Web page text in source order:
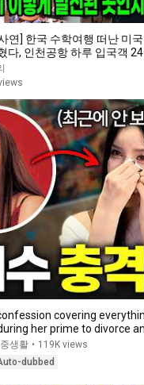
연] 한국 수학여행 떠난 미
다, 인천공항 하루 입국객 24
covering
her prime to divorce
생활 • 119K views
dubbed